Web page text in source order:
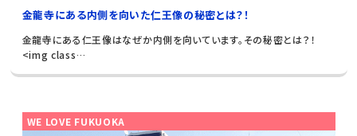
金龍寺にある内側を向いた仁王像の秘密とは？！
金龍寺にある仁王像はなぜか内側を向いています。その秘密とは？！
<img class…
WE LOVE FUKUOKA